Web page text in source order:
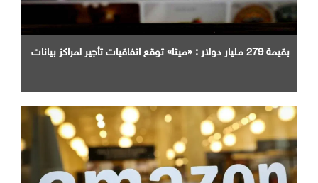
بقيمة 279 مليار دولار : «ميتا» توقع اتفاقيات تأجير لمراكز بيانات